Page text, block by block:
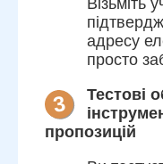
адресу
просто
3
Тестові
пропозицій